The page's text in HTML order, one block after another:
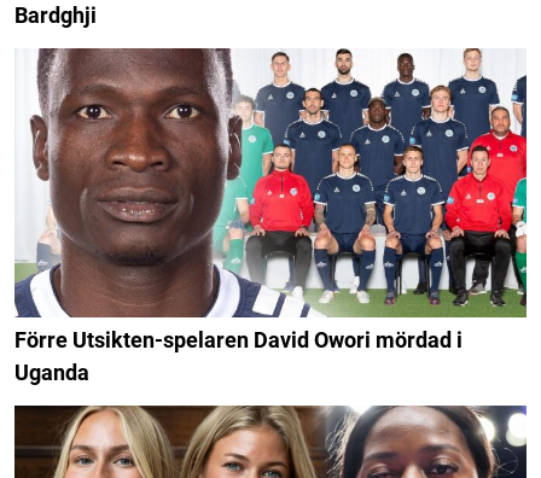
Bardghji
Förre Utsikten-spelaren David Owori mördad i
Uganda